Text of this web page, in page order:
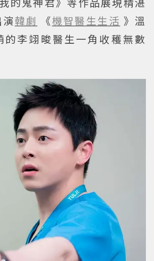
韓劇 《機智醫生生活 》溫
的李翊晙醫生一角收穫無數